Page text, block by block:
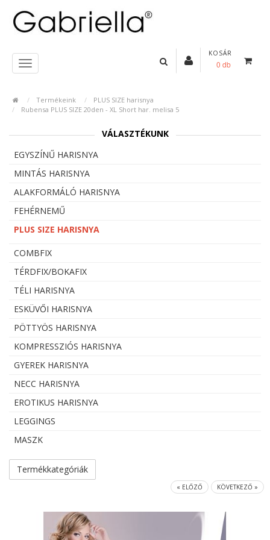
KOSÁR
0 db
Termékeink
PLUS SIZE harisnya
Rubensa PLUS SIZE 20den - XL Short har. melisa 5
VÁLASZTÉKUNK
EGYSZÍNŰ HARISNYA
MINTÁS HARISNYA
ALAKFORMÁLÓ HARISNYA
FEHÉRNEMŰ
PLUS SIZE HARISNYA
COMBFIX
TÉRDFIX/BOKAFIX
TÉLI HARISNYA
ESKÜVŐI HARISNYA
PÖTTYÖS HARISNYA
KOMPRESSZIÓS HARISNYA
GYEREK HARISNYA
NECC HARISNYA
EROTIKUS HARISNYA
LEGGINGS
MASZK
Termékkategóriák
« ELŐZŐ KÖVETKEZŐ »